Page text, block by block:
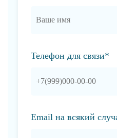
Телефон для связи*
Email на всякий